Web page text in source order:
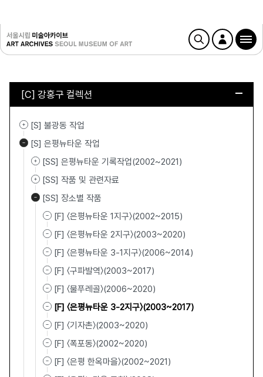
[C] 강홍구 컬렉션
[S] 불광동 작업
[S] 은평뉴타운 작업
[SS] 은평뉴타운 기록작업(2002~2021)
[SS] 작품 및 관련자료
[SS] 장소별 작품
[F] 〈은평뉴타운 1지구〉(2002~2015)
[F] 〈은평뉴타운 2지구〉(2003~2020)
[F] 〈은평뉴타운 3-1지구〉(2006~2014)
[F] 〈구파발역〉(2003~2017)
[F] 〈물푸레골〉(2006~2020)
[F] 〈은평뉴타운 3-2지구〉(2003~2017)
[F] 〈기자촌〉(2003~2020)
[F] 〈폭포동〉(2002~2020)
[F] 〈은평 한옥마을〉(2002~2021)